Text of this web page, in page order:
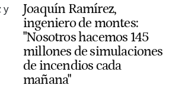
Joaquín Ramírez,
ingeniero de montes:
"Nosotros hacemos 145
millones de simulaciones
de incendios cada
mañana"